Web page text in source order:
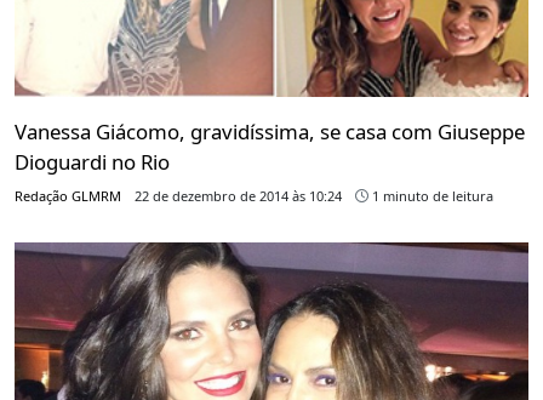
Vanessa Giácomo, gravidíssima, se casa com Giuseppe
Dioguardi no Rio
Redação GLMRM 22 de dezembro de 2014 às 10:24 1 minuto de leitura